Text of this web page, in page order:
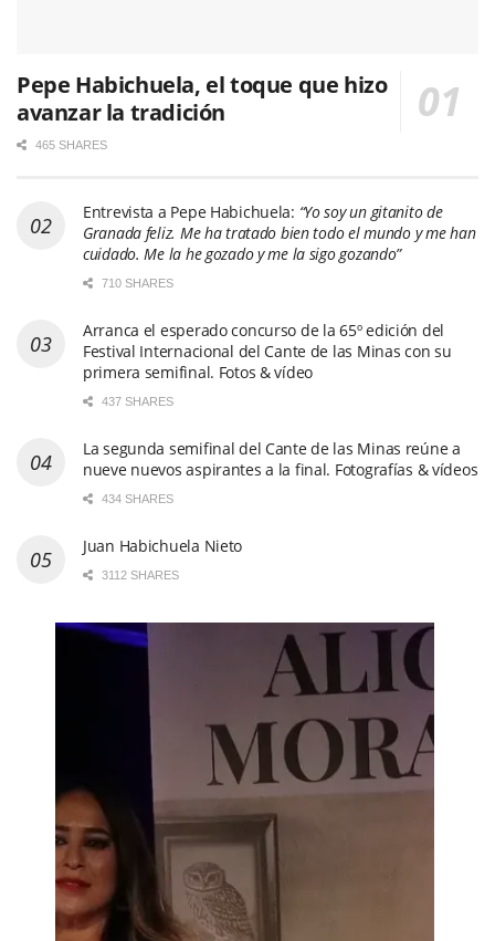
Pepe Habichuela, el toque que hizo
avanzar la tradición
465 SHARES
Entrevista a Pepe Habichuela: “Yo soy un gitanito de
Granada feliz. Me ha tratado bien todo el mundo y me han
cuidado. Me la he gozado y me la sigo gozando”
710 SHARES
Arranca el esperado concurso de la 65º edición del
Festival Internacional del Cante de las Minas con su
primera semifinal. Fotos & vídeo
437 SHARES
La segunda semifinal del Cante de las Minas reúne a
nueve nuevos aspirantes a la final. Fotografías & vídeos
434 SHARES
Juan Habichuela Nieto
3112 SHARES